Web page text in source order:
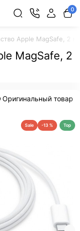
0
Apple MagSafe, 2 м
MagSafe, 2
Оригинальный товар
Sale -13 % Top